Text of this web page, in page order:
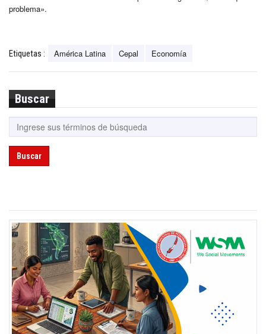
problema».
Etiquetas : América Latina Cepal Economía
Buscar
Buscar